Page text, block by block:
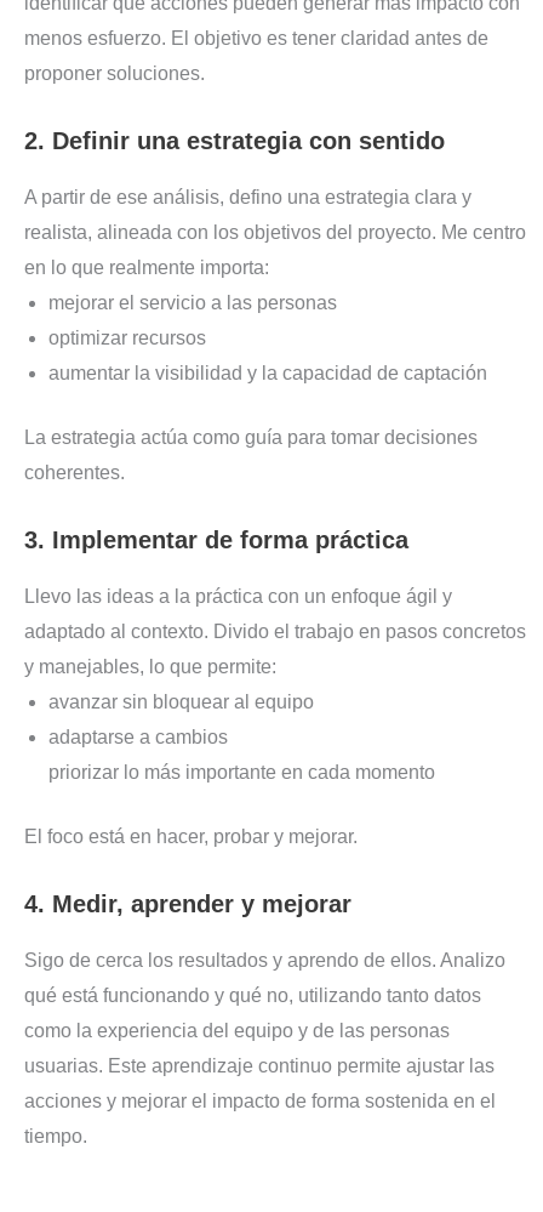
menos esfuerzo. El objetivo es tener claridad antes de
proponer soluciones.
2. Definir una estrategia con sentido
A partir de ese análisis, defino una estrategia clara y
realista, alineada con los objetivos del proyecto. Me centro
en lo que realmente importa:
mejorar el servicio a las personas
optimizar recursos
aumentar la visibilidad y la capacidad de captación
La estrategia actúa como guía para tomar decisiones
coherentes.
3. Implementar de forma práctica
Llevo las ideas a la práctica con un enfoque ágil y
adaptado al contexto. Divido el trabajo en pasos concretos
y manejables, lo que permite:
avanzar sin bloquear al equipo
adaptarse a cambios
priorizar lo más importante en cada momento
El foco está en hacer, probar y mejorar.
4. Medir, aprender y mejorar
Sigo de cerca los resultados y aprendo de ellos. Analizo
qué está funcionando y qué no, utilizando tanto datos
como la experiencia del equipo y de las personas
usuarias. Este aprendizaje continuo permite ajustar las
acciones y mejorar el impacto de forma sostenida en el
tiempo.